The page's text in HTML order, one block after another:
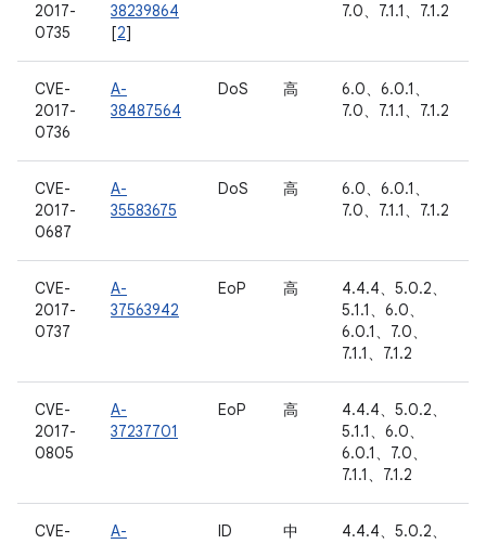
2017-
0735
38239864
[2]
7.0、7.1.1、7.1.2
CVE-
2017-
0736
A-
38487564
DoS 高
6.0、6.0.1、
7.0、7.1.1、7.1.2
CVE-
2017-
0687
A-
35583675
DoS 高
6.0、6.0.1、
7.0、7.1.1、7.1.2
CVE-
2017-
0737
A-
37563942
EoP 高
4.4.4、5.0.2、
5.1.1、6.0、
6.0.1、7.0、
7.1.1、7.1.2
CVE-
2017-
0805
A-
37237701
EoP 高
4.4.4、5.0.2、
5.1.1、6.0、
6.0.1、7.0、
7.1.1、7.1.2
CVE-
A-
ID 中
4.4.4、5.0.2、